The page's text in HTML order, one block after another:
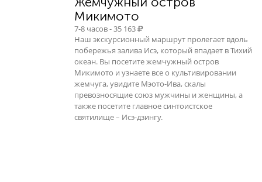
Микимото
7-8 часов - 35 163
Наш экскурсионный маршрут пролегает вдоль
побережья залива Исэ, который впадает в Тихий
океан. Вы посетите жемчужный остров
Микимото и узнаете все о культивировании
жемчуга, увидите Мэото-Ива, скалы
превозносящие союз мужчины и женщины, а
также посетите главное синтоистское
святилище – Исэ-дзингу.